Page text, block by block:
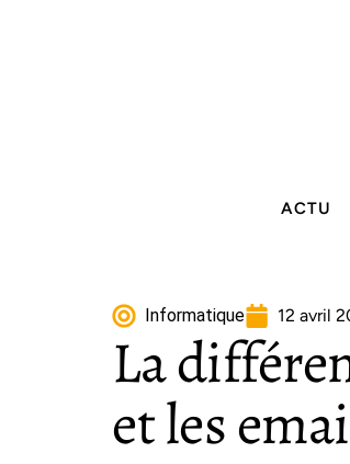
ACTU
Informatique 12 avril
La
et les